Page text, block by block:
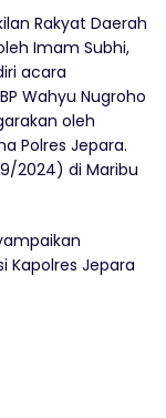
Rakyat Daerah
Imam Subhi,
acara
Wahyu Nugroho
oleh
Polres Jepara.
2024) di Maribu
Kapolres Jepara